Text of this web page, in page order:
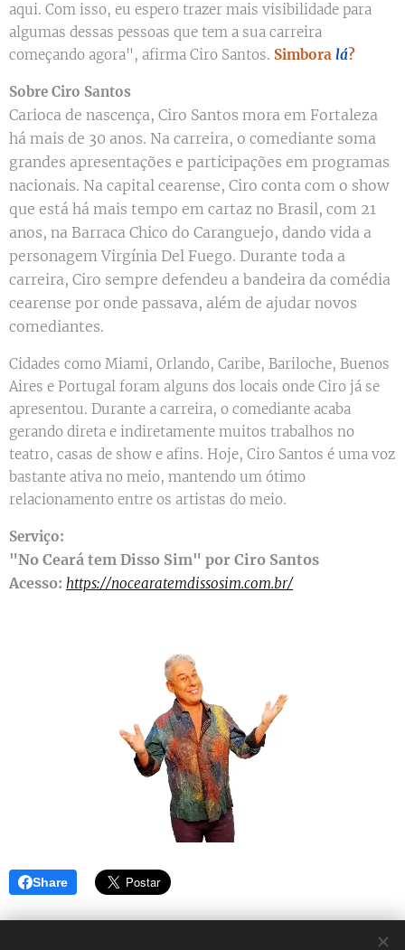
aqui. Com isso, eu espero trazer mais visibilidade para
algumas dessas pessoas que tem a sua carreira
começando agora", afirma Ciro Santos. Simbora lá?
Sobre Ciro Santos
Carioca de nascença, Ciro Santos mora em Fortaleza
há mais de 30 anos. Na carreira, o comediante soma
grandes apresentações e participações em programas
nacionais. Na capital cearense, Ciro conta com o show
que está há mais tempo em cartaz no Brasil, com 21
anos, na Barraca Chico do Caranguejo, dando vida a
personagem Virgínia Del Fuego. Durante toda a
carreira, Ciro sempre defendeu a bandeira da comédia
cearense por onde passava, além de ajudar novos
comediantes.
Cidades como Miami, Orlando, Caribe, Bariloche, Buenos
Aires e Portugal foram alguns dos locais onde Ciro já se
apresentou. Durante a carreira, o comediante acaba
gerando direta e indiretamente muitos trabalhos no
teatro, casas de show e afins. Hoje, Ciro Santos é uma voz
bastante ativa no meio, mantendo um ótimo
relacionamento entre os artistas do meio.
Serviço:
"No Ceará tem Disso Sim" por Ciro Santos
Acesso: https://nocearatemdissosim.com.br/
Share